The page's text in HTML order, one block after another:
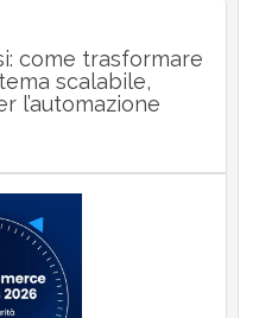
come trasformare
scalabile,
l’automazione